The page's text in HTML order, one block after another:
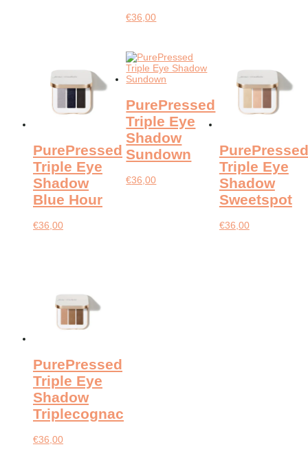
€36,00
PurePressed
Triple Eye
Shadow
Blue Hour
€36,00
PurePressed
Triple Eye
Shadow
Sundown
€36,00
PurePressed
Triple Eye
Shadow
Sweetspot
€36,00
PurePressed
Triple Eye
Shadow
Triplecognac
€36,00